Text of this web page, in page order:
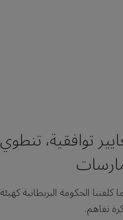
توافقية، تنطوي
منذ عام 1901، عندما كلفتنا الحكومة البريطانية كهيئة
تفاهم.